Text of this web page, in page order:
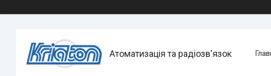
Атоматизація та радіозв'язок